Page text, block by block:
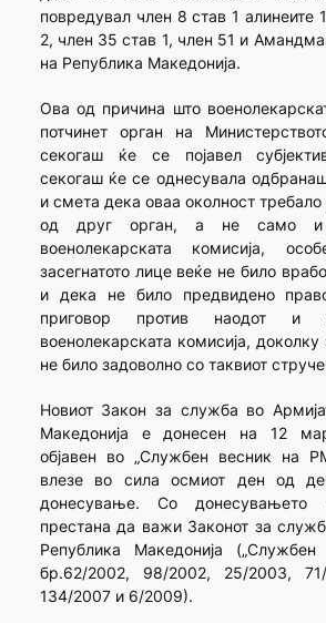
повредувал член 8 став 1 алинеите
2, член 35 став 1, член 51 и
на Република Македонија.
Ова од причина што
потчинет орган на
секогаш ќе се појавел
секогаш ќе се однесувала
и смета дека оваа околност
од друг орган, а не само и
военолекарската комисија,
засегнатото лице веќе не било
и дека не било предвидено
приговор против наодот и
военолекарската комисија, доколку
не било задоволно со таквиот
Новиот Закон за служба во
Македонија е донесен на 12
објавен во „Службен весник на
влезе во сила осмиот ден од
донесување. Со донесувањето
престана да важи Законот за
Република Македонија
бр.62/2002, 98/2002, 25/2003,
134/2007 и 6/2009).